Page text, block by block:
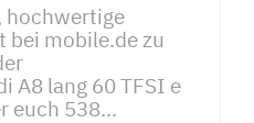
hochwertige
bei mobile.de zu
A8 lang 60 TFSI e
euch 538...